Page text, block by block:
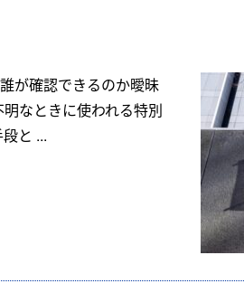
が確認できるのか曖昧
なときに使われる特別
と ...